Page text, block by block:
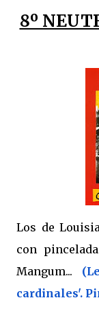
8º
Los de
con
Mangum...
cardinales'.